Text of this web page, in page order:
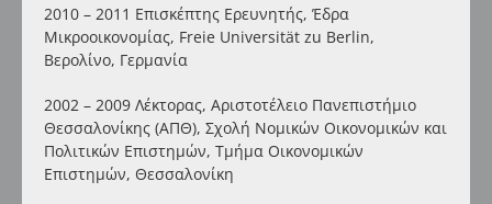
2010 – 2011 Επισκέπτης Ερευνητής, Έδρα
Μικροοικονομίας, Freie Universität zu Berlin,
Βερολίνο, Γερμανία
2002 – 2009 Λέκτορας, Αριστοτέλειο Πανεπιστήμιο
Θεσσαλονίκης (ΑΠΘ), Σχολή Νομικών Οικονομικών και
Πολιτικών Επιστημών, Τμήμα Οικονομικών
Επιστημών, Θεσσαλονίκη